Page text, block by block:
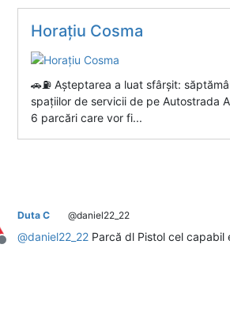
Horațiu Cosma
🚗⛽ Așteptarea a luat sfârșit:
spațiilor de servicii de pe Autostrada
6 parcări care vor fi...
Deconectat
Duta C @daniel22_22
@daniel22_22 Parcă dl Pistol cel capabil